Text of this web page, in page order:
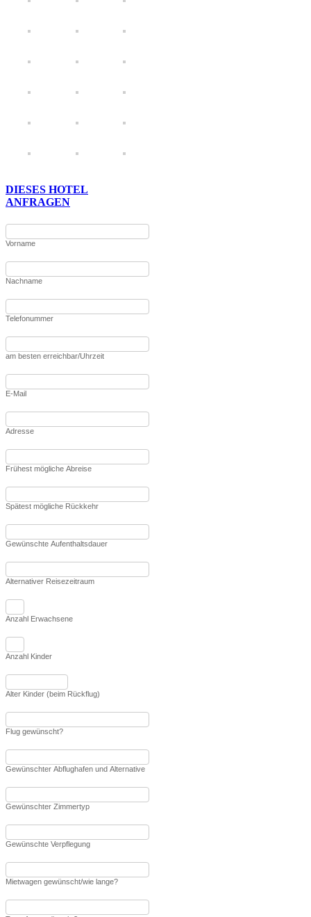
DIESES HOTEL
ANFRAGEN
Vorname
Nachname
Telefonummer
am besten erreichbar/Uhrzeit
E-Mail
Adresse
Frühest mögliche Abreise
Spätest mögliche Rückkehr
Gewünschte Aufenthaltsdauer
Alternativer Reisezeitraum
Anzahl Erwachsene
Anzahl Kinder
Alter Kinder (beim Rückflug)
Flug gewünscht?
Gewünschter Abflughafen und Alternative
Gewünschter Zimmertyp
Gewünschte Verpflegung
Mietwagen gewünscht/wie lange?